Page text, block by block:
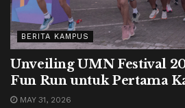
BERITA KAMPUS
Unveiling UMN Festival
Fun Run untuk Pertama
MAY 31, 2026